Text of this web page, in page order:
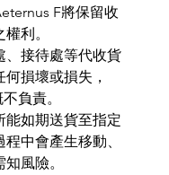
F將保留收
利。
、接待處等代收貨
損壞或損失，
負責。
能如期送貨至指定
中會產生移動、
風險。